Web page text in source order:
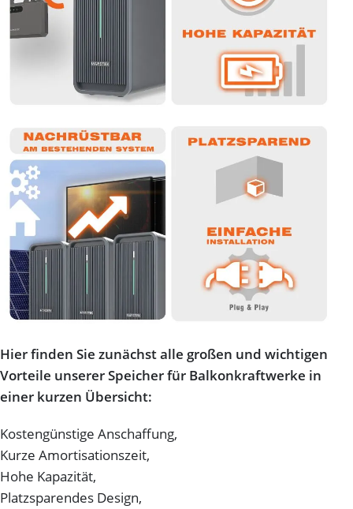
Hier finden Sie zunächst alle großen und wichtigen
Vorteile unserer Speicher für Balkonkraftwerke in
einer kurzen Übersicht:
Kostengünstige Anschaffung,
Kurze Amortisationszeit,
Hohe Kapazität,
Platzsparendes Design,